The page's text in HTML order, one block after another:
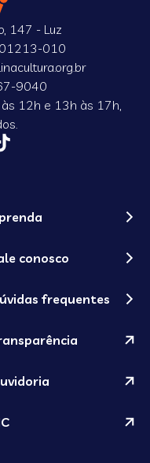
147 - Luz
01213-010
9040
12h e 13h às 17h,
conosco
frequentes